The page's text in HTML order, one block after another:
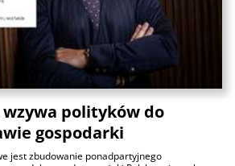
wzywa polityków do
gospodarki
jest zbudowanie ponadpartyjnego